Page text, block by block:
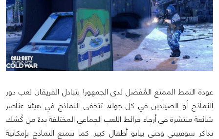
عودة النمط الممتع المُفضل لدى الجمهور! يتبادل الفريقان لعب دور
النماذج أو الصيادين في كل جولة. تتخفى النماذج في هيئة عناصر
شائعة منتشرة في أرجاء خرائط اللعب الجماعي المختلفة بدءً من كُشك
تذاكر سوفييتي وحتى بيانو أطفال كبير. كما تتمتع النماذج بإمكانية